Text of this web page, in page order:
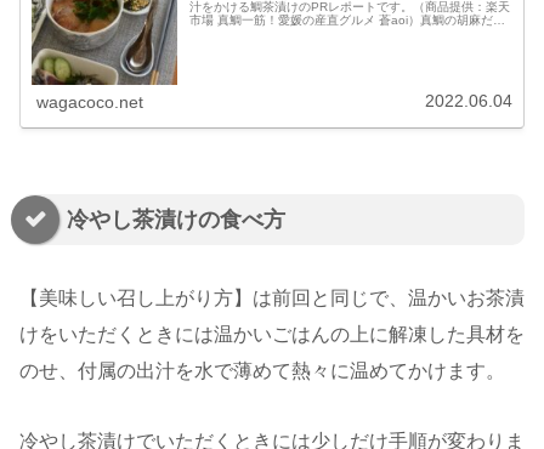
汁をかける鯛茶漬けのPRレポートです。（商品提供：楽天
市場 真鯛一筋！愛媛の産直グルメ 蒼aoi）真鯛の胡麻だれ
wagacoco.net 2022.06.04
冷やし茶漬けの食べ方
【美味しい召し上がり方】は前回と同じで、温かいお茶漬
けをいただくときには温かいごはんの上に解凍した具材を
のせ、付属の出汁を水で薄めて熱々に温めてかけます。
冷やし茶漬けでいただくときには少しだけ手順が変わりま